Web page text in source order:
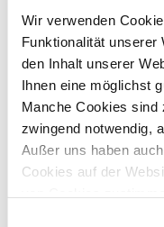
Wir verwenden
Funktionalität unserer
den Inhalt unserer
Ihnen eine möglichst
Manche Cookies sind
zwingend notwendig,
Außer uns haben
Cookies auf der
Material